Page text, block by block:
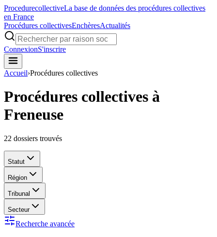
ProcedurecollectiveLa base de données des procédures collectives
en France
Procédures collectivesEnchèresActualités
ConnexionS'inscrire
Accueil›Procédures collectives
Procédures collectives à
Freneuse
22 dossiers trouvés
Statut
Région
Tribunal
Secteur
Recherche avancée